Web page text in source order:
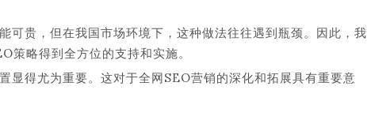
可贵，但在我国市场环境下，这种做法往往遇到瓶颈。因此，我
策略得到全方位的支持和实施。
显得尤为重要。这对于全网SEO营销的深化和拓展具有重要意